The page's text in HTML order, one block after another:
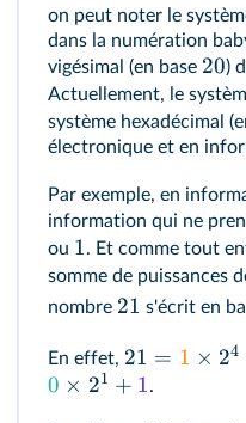
on peut noter le
dans la numération
vigésimal (en base 20)
Actuellement, le
système hexadécimal
électronique et en
Par exemple, en
information qui ne
ou 1. Et comme tout
somme de puissances
nombre 21 s'écrit en
En effet, 21 = 1 × 24
0 × 21 + 1.